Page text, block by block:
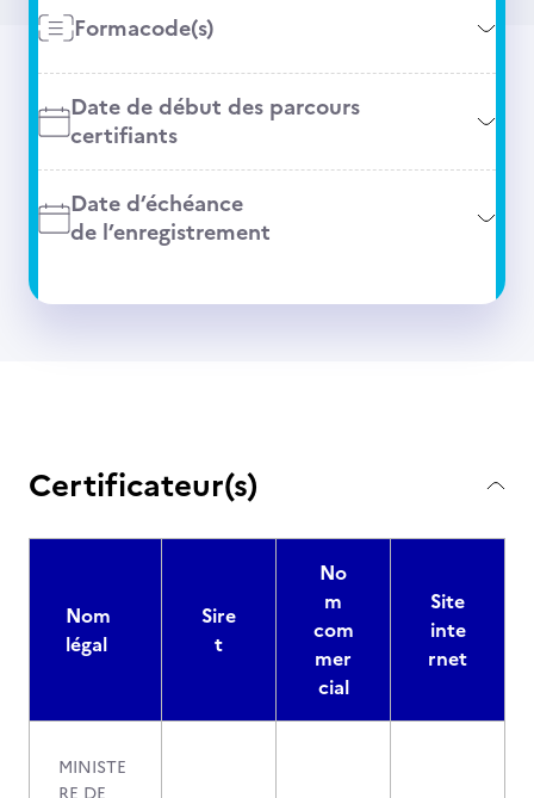
Formacode(s)
Date de début des parcours
certifiants
Date d’échéance
de l’enregistrement
Certificateur(s)
Nom
légal
Sire
t
No
m
com
mer
cial
Site
inte
rnet
MINISTE